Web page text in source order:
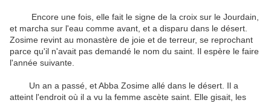
Encore une fois , elle fait le signe de la croix sur le Jourdain
et marcha sur l'eau comme avant et a disparu dans le désert
Zosime revint au monastère de joie et de terreur, se reprochant
parce qu'il n'avait pas demandé le nom du saint Il espère le faire
l'année suivante
Un an a passé, etAbba Zosime allé dans le désert Il a
atteint l'endroit où il a vu la femme ascète saint Elle gisait les